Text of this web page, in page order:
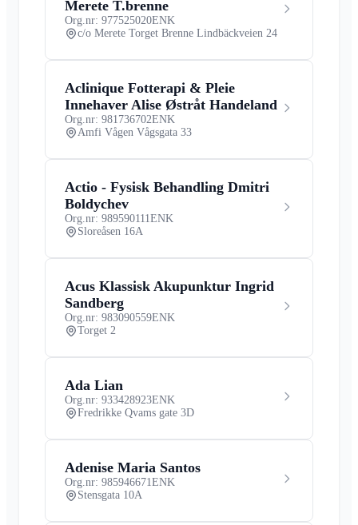
Merete T.brenne
Org.nr: 977525020ENK
c/o Merete Torget Brenne Lindbäckveien 24
Aclinique Fotterapi & Pleie
Innehaver Alise Østråt Handeland
Org.nr: 981736702ENK
Amfi Vågen Vågsgata 33
Actio - Fysisk Behandling Dmitri
Boldychev
Org.nr: 989590111 ENK
Sloreåsen 16A
Acus Klassisk Akupunktur Ingrid
Sandberg
Org.nr: 983090559ENK
Torget 2
Ada Lian
Org.nr: 933428923ENK
Fredrikke Qvams gate 3D
Adenise Maria Santos
Org.nr: 985946671 ENK
Stensgata 10A